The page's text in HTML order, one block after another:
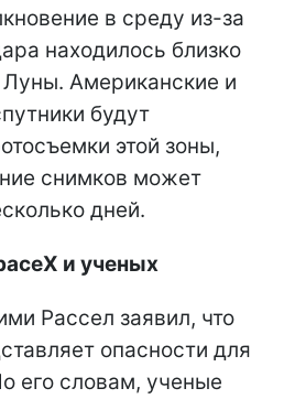
в среду из-за
находилось близко
Американские и
будут
этой зоны,
снимков может
дней.
и ученых
Рассел заявил, что
опасности для
его словам, ученые